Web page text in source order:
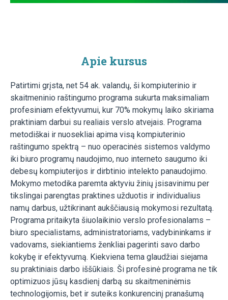
Apie kursus
Patirtimi grįsta, net 54 ak. valandų, ši kompiuterinio ir
skaitmeninio raštingumo programa sukurta maksimaliam
profesiniam efektyvumui, kur 70% mokymų laiko skiriama
praktiniam darbui su realiais verslo atvejais. Programa
metodiškai ir nuosekliai apima visą kompiuterinio
raštingumo spektrą – nuo operacinės sistemos valdymo
iki biuro programų naudojimo, nuo interneto saugumo iki
debesų kompiuterijos ir dirbtinio intelekto panaudojimo.
Mokymo metodika paremta aktyviu žinių įsisavinimu per
tikslingai parengtas praktines užduotis ir individualius
namų darbus, užtikrinant aukščiausią mokymosi rezultatą.
Programa pritaikyta šiuolaikinio verslo profesionalams –
biuro specialistams, administratoriams, vadybininkams ir
vadovams, siekiantiems ženkliai pagerinti savo darbo
kokybę ir efektyvumą. Kiekviena tema glaudžiai siejama
su praktiniais darbo iššūkiais. Ši profesinė programa ne tik
optimizuos jūsų kasdienį darbą su skaitmeninėmis
technologijomis, bet ir suteiks konkurencinį pranašumą